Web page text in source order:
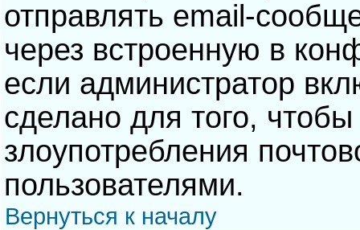
отправлять email-
через встроенную в
если администратор
сделано для того, чтобы
злоупотребления
пользователями.
Вернуться к началу